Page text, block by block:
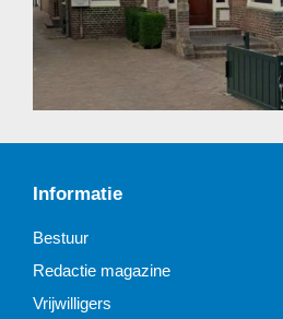
Informatie
Bestuur
Redactie magazine
Vrijwilligers